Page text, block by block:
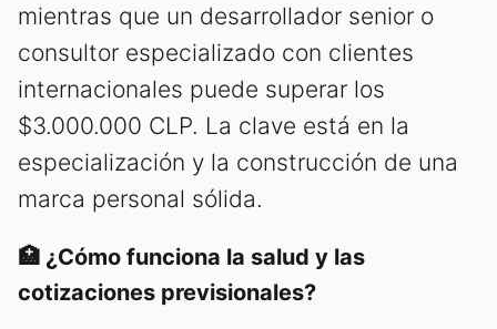
mientras que un desarrollador senior o
consultor especializado con clientes
internacionales puede superar los
$3.000.000 CLP. La clave está en la
especialización y la construcción de una
marca personal sólida.
🏥 ¿Cómo funciona la salud y las
cotizaciones previsionales?